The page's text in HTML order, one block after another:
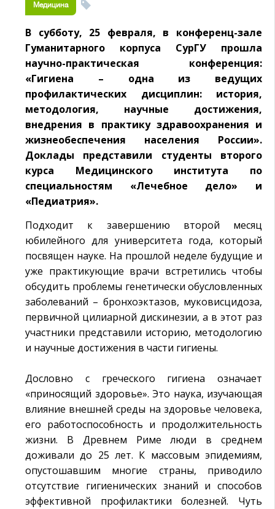
Медицина
В субботу, 25 февраля, в конференц-зале
Гуманитарного корпуса СурГУ прошла
научно-практическая конференция:
«Гигиена – одна из ведущих
профилактических дисциплин: история,
методология, научные достижения,
внедрения в практику здравоохранения и
жизнеобеспечения населения России».
Доклады представили студенты второго
курса Медицинского института по
специальностям «Лечебное дело» и
«Педиатрия».
Подходит к завершению второй месяц
юбилейного для университета года, который
посвящен науке. На прошлой неделе будущие и
уже практикующие врачи встретились чтобы
обсудить проблемы генетически обусловленных
заболеваний – бронхоэктазов, муковисцидоза,
первичной цилиарной дискинезии, а в этот раз
участники представили историю, методологию
и научные достижения в части гигиены.
Дословно с греческого гигиена означает
«приносящий здоровье». Это наука, изучающая
влияние внешней среды на здоровье человека,
его работоспособность и продолжительность
жизни. В Древнем Риме люди в среднем
доживали до 25 лет. К массовым эпидемиям,
опустошавшим многие страны, приводило
отсутствие гигиенических знаний и способов
эффективной профилактики болезней. Чуть